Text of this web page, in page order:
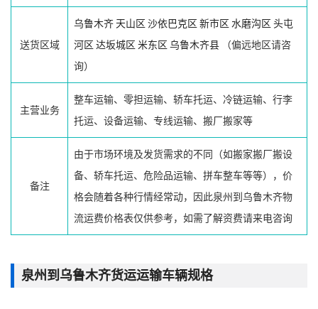
送货区域
乌鲁木齐 天山区 沙依巴克区 新市区 水磨沟区 头屯
河区 达坂城区 米东区 乌鲁木齐县 （偏远地区请咨
询）
主营业务
整车运输、零担运输、轿车托运、冷链运输、行李
托运、设备运输、专线运输、搬厂搬家等
备注
由于市场环境及发货需求的不同（如搬家搬厂搬设
备、轿车托运、危险品运输、拼车整车等等），价
格会随着各种行情经常动，因此泉州到乌鲁木齐物
流运费价格表仅供参考，如需了解资费请来电咨询
泉州到乌鲁木齐货运运输车辆规格